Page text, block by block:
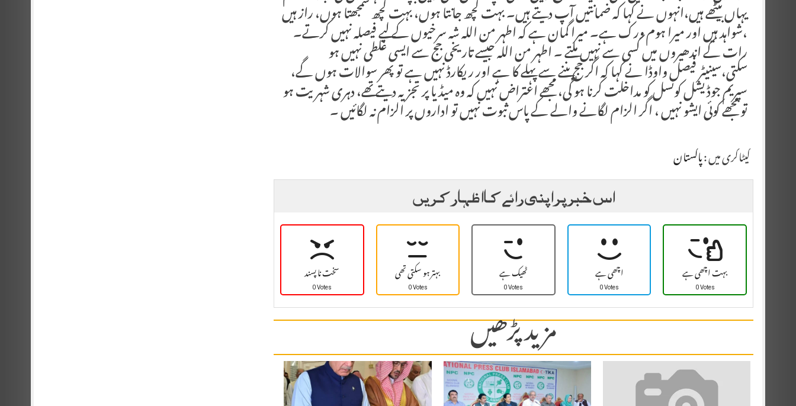
یہاں بیٹھے ہیں،انہوں نے کہا کہ ضمانتیں آپ دیتے ہیں۔ بہت کچھ جانتا ہوں، بہت کچھ سمجھتا ہوں، راز ہیں
،شواہد ہیں اور میرا ہوم ورک ہے۔ میرا گمان ہے کہ اطہر من اللہ شہ سرخیوں کے لیے فیصلہ نہیں کرتے۔
رات کے اندھیروں میں کسی سے نہیں ملتے ۔ اطہر من اللہ جیسے تاریخی جج سے ایسی غلطی نہیں ہو
سکتی،سینیٹر فیصل واوڈا نے کہا کہ اگر جج بننے سے پہلے کا ہے اور ریکارڈ نہیں ہے تو پھر سوالات ہوں گے،
سپریم جوڈیشل کونسل کو مداخلت کرنا ہو گی، مجھے اعتراض نہیں کہ وہ میڈیا پر تجزیہ دیتے تھے، دہری شہریت ہو
تو مجھے کوئی ایشو نہیں ، اگر الزام لگانے والے کے پاس ثبوت نہیں تو اداروں پر الزام نہ لگائیں ۔
کیٹاگری میں :پاکستان
اس خبر پر اپنی رائے کا اظہار کریں
سخت نا پسند
0 Votes بہتر ہو سکتی تھی
0 Votes ٹھیک ہے
0 Votes اچھی ہے
0 Votes بہت اچھی ہے
0 Votes
مزید پڑھیں